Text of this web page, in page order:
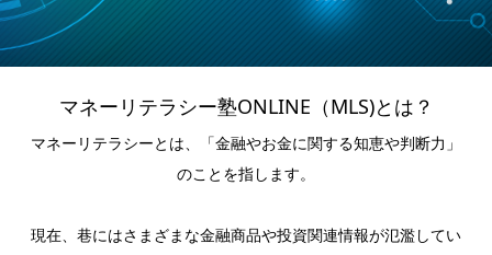
マネーリテラシー塾ONLINE（MLS)とは？
マネーリテラシーとは、「金融やお金に関する知恵や判断力」
のことを指します。
現在、巷にはさまざまな金融商品や投資関連情報が氾濫してい